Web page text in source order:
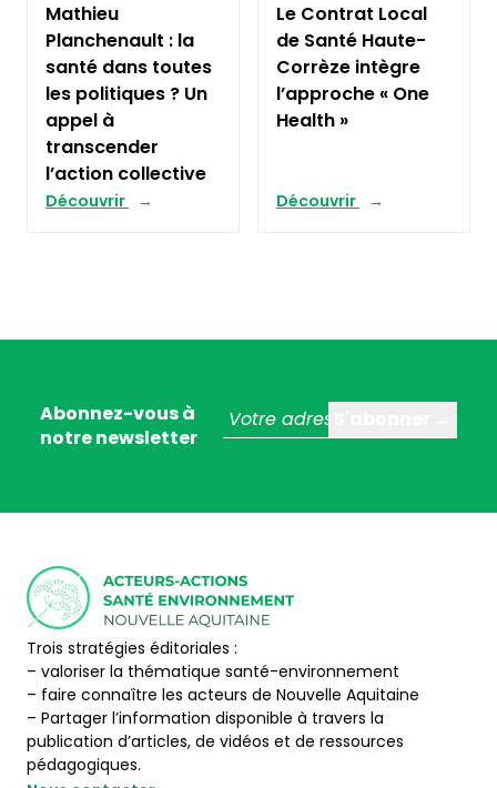
Mathieu
Planchenault : la
santé dans toutes
les politiques ? Un
appel à
transcender
l’action collective
Découvrir
Le Contrat Local
de Santé Haute-
Corrèze intègre
l’approche « One
Health »
Découvrir
Abonnez-vous à
notre newsletter
Trois stratégies éditoriales :
– valoriser la thématique santé-environnement
– faire connaître les acteurs de Nouvelle Aquitaine
– Partager l’information disponible à travers la
publication d’articles, de vidéos et de ressources
pédagogiques.